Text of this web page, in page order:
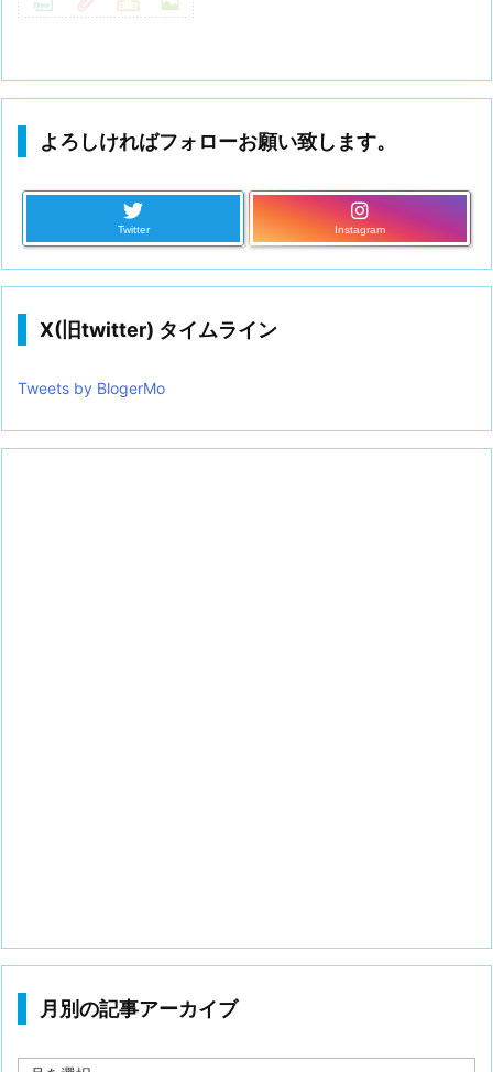
よろしければフォローお願い致します。
Twitter Instagram
X(旧twitter) タイムライン
Tweets by BlogerMo
月別の記事アーカイブ